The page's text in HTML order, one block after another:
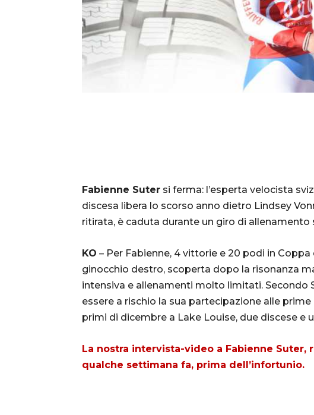
Fabienne Suter si ferma: l’esperta velocista
discesa libera lo scorso anno dietro Lindsey
ritirata, è caduta durante un giro di allenamento
KO – Per Fabienne, 4 vittorie e 20 podi in
ginocchio destro, scoperta dopo la risonanza
intensiva e allenamenti molto limitati. Secondo
essere a rischio la sua partecipazione alle
primi di dicembre a Lake Louise, due discese e
La nostra intervista-video a Fabienne Suter,
qualche settimana fa, prima dell’infortunio.